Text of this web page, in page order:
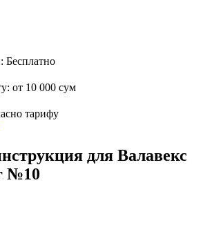
Бесплатно
от 10 000 сум
тарифу
для Валавекс
№10